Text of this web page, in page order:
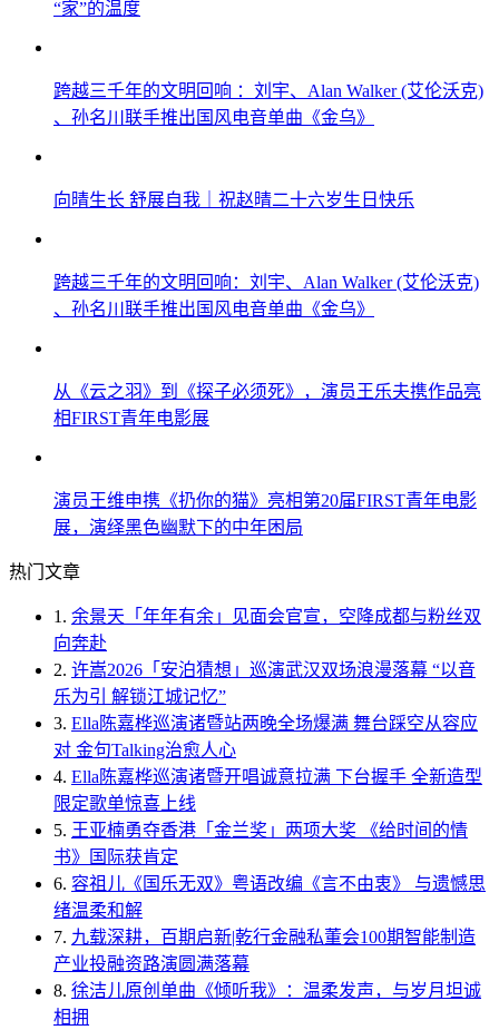
“家”的温度
跨越三千年的文明回响 ：刘宇、Alan Walker (艾伦沃克)
、孙名川联手推出国风电音单曲《金乌》
向晴生长 舒展自我｜祝赵晴二十六岁生日快乐
跨越三千年的文明回响：刘宇、Alan Walker (艾伦沃克)
、孙名川联手推出国风电音单曲《金乌》
从《云之羽》到《探子必须死》，演员王乐夫携作品亮
相FIRST青年电影展
演员王维申携《扔你的猫》亮相第20届FIRST青年电影
展，演绎黑色幽默下的中年困局
热门文章
1. 余景天「年年有余」见面会官宣，空降成都与粉丝双
向奔赴
2. 许嵩2026「安泊猜想」巡演武汉双场浪漫落幕 “以音
乐为引 解锁江城记忆”
3. Ella陈嘉桦巡演诸暨站两晚全场爆满 舞台踩空从容应
对 金句Talking治愈人心
4. Ella陈嘉桦巡演诸暨开唱诚意拉满 下台握手 全新造型
限定歌单惊喜上线
5. 王亚楠勇夺香港「金兰奖」两项大奖 《给时间的情
书》国际获肯定
6. 容祖儿《国乐无双》粤语改编《言不由衷》 与遗憾思
绪温柔和解
7. 九载深耕，百期启新|乾行金融私董会100期智能制造
产业投融资路演圆满落幕
8. 徐洁儿原创单曲《倾听我》：温柔发声，与岁月坦诚
相拥